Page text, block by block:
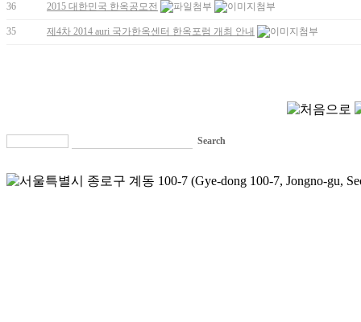
36 2015 대한민국 한옥공모전
35 제4차 2014 auri 국가한옥센터 한옥포럼 개최 안내